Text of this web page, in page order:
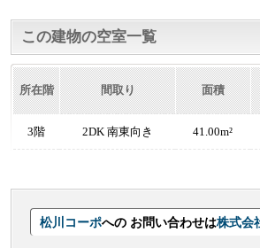
この建物の空室一覧
所在階 間取り 面積
3階 2DK 南東向き 41.00m²
松川コーポへの お問い合わせは株式